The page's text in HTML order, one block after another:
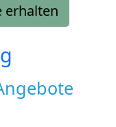
erhalten